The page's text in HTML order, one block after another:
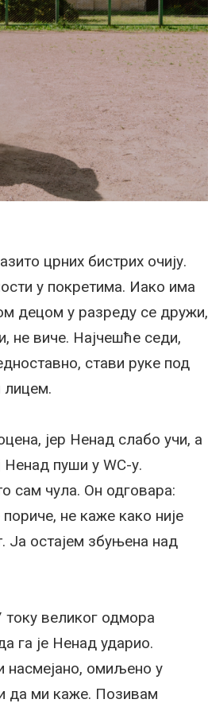
црних бистрих очију.
у покретима. Иако има
децом у разреду се дружи,
не виче. Најчешће седи,
стави руке под
лицем.
јер Ненад слабо учи, а
пуши у WC-у.
сам чула. Он одговара:
не каже како није
Ја остајем збуњена над
великог одмора
га је Ненад ударио.
насмејано, омиљено у
да ми каже. Позивам